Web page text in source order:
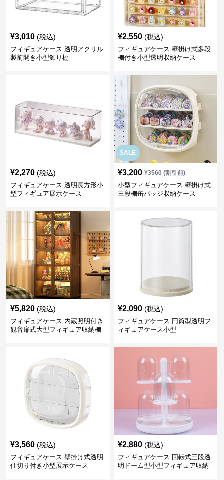
¥3,010 (税込)
フィギュアケース 透明アクリル
製前開き小型飾り棚
¥2,550 (税込)
フィギュアケース 壁掛け式多段
棚付き小型透明収納ケース
¥2,270 (税込)
フィギュアケース 透明長方形小
型フィギュア展示ケース
SALE
¥3,200 ¥3560(割引前)
小型フィギュアケース 壁掛け式
三段棚缶バッジ収納ケース
¥5,820 (税込)
フィギュアケース 内蔵照明付き
観音扉式大型フィギュア収納棚
¥2,090 (税込)
フィギュアケース 円筒型透明フ
ィギュアケース小型
¥3,560 (税込)
フィギュアケース 壁掛け式透明
仕切り付き小型展示ケース
¥2,880 (税込)
フィギュアケース 回転式三段透
明ドーム型小型フィギュア収納